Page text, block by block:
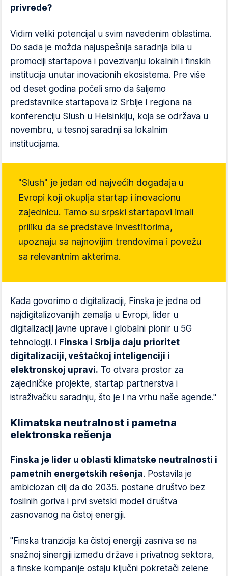
privrede?
Vidim veliki potencijal u svim navedenim oblastima.
Do sada je možda najuspešnija saradnja bila u
promociji startapova i povezivanju lokalnih i finskih
institucija unutar inovacionih ekosistema. Pre više
od deset godina počeli smo da šaljemo
predstavnike startapova iz Srbije i regiona na
konferenciju Slush u Helsinkiju, koja se održava u
novembru, u tesnoj saradnji sa lokalnim
institucijama.
"Slush" je jedan od najvećih događaja u
Evropi koji okuplja startap i inovacionu
zajednicu. Tamo su srpski startapovi imali
priliku da se predstave investitorima,
upoznaju sa najnovijim trendovima i povežu
sa relevantnim akterima.
Kada govorimo o digitalizaciji, Finska je jedna od
najdigitalizovanijih zemalja u Evropi, lider u
digitalizaciji javne uprave i globalni pionir u 5G
tehnologiji. I Finska i Srbija daju prioritet
digitalizaciji, veštačkoj inteligenciji i
elektronskoj upravi. To otvara prostor za
zajedničke projekte, startap partnerstva i
istraživačku saradnju, što je i na vrhu naše agende."
Klimatska neutralnost i pametna
elektronska rešenja
Finska je lider u oblasti klimatske neutralnosti i
pametnih energetskih rešenja. Postavila je
ambiciozan cilj da do 2035. postane društvo bez
fosilnih goriva i prvi svetski model društva
zasnovanog na čistoj energiji.
"Finska tranzicija ka čistoj energiji zasniva se na
snažnoj sinergiji između države i privatnog sektora,
a finske kompanije ostaju ključni pokretači zelene